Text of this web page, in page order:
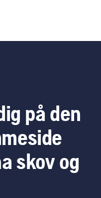
på den
skov og